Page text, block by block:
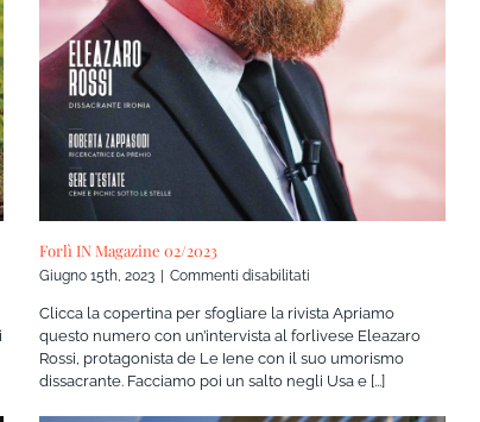
Forlì IN Magazine 02/2023
Giugno 15th, 2023 Commenti disabilitatisu
IN
Magazine
02/2023
Clicca la copertina per sfogliare la rivista Apriamo
questo numero con un’intervista al forlivese Eleazaro
Rossi, protagonista de Le Iene con il suo umorismo
dissacrante. Facciamo poi un salto negli Usa e [...]